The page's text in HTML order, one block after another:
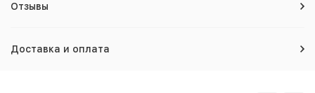
Отзывы
Доставка и оплата